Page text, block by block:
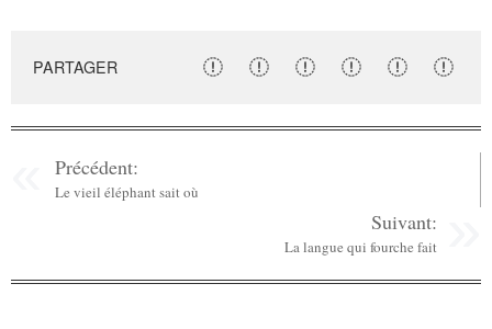
PARTAGER
Précédent:
Le vieil éléphant sait où
Suivant:
La langue qui fourche fait